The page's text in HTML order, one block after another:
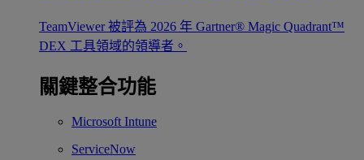
TeamViewer 被評為 2026 年 Gartner® Magic Quadrant™
DEX 工具領域的領導者。
關鍵整合功能
Microsoft Intune
ServiceNow